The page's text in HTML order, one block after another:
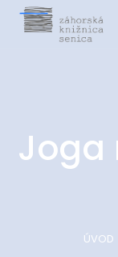
Joga
ÚVOD